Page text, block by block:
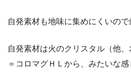
自発素材も地味に集めにくいので
自発素材は火のクリスタル（他
＝コロマグＨＬから、みたいな